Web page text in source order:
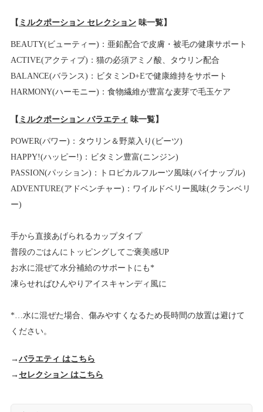
【 ミルクポーション セレクション味一覧】
BEAUTY(ビューティー)：亜鉛配合で皮膚・被毛の健康サポート
ACTIVE(アクティブ)：猫の必須アミノ酸、タウリン配合
BALANCE(バランス)：ビタミンD+Eで健康維持をサポート
HARMONY(ハーモニー)：食物繊維が豊富な麦芽で毛玉ケア
【 ミルクポーション バラエティ 味一覧】
POWER(パワー)：タウリン＆野菜入り(ビーツ)
HAPPY!(ハッピー!)：ビタミン豊富(ニンジン)
PASSION(パッション)：トロピカルフルーツ風味(パイナップル)
ADVENTURE(アドベンチャー)：ワイルドベリー風味(クランベリ
ー)
手から直接あげられるカップタイプ
普段のごはんにトッピングしてご褒美感UP
お水に混ぜて水分補給のサポートにも*
凍らせればひんやりアイスキャンディ風に
*…水に混ぜた場合、傷みやすくなるため長時間の放置は避けて
ください。
→ バラエティ はこちら
→ セレクション はこちら